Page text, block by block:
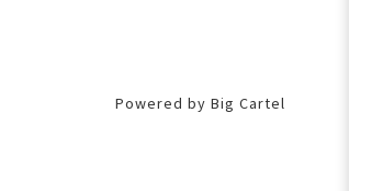
Powered by Big Cartel